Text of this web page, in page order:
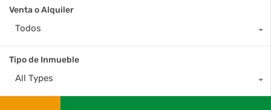
Venta o Alquiler
Todos
Tipo de Inmueble
All Types